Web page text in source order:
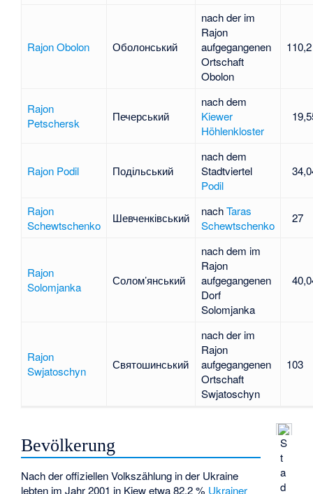
Rajon Obolon Оболонський
nach der im
Rajon
aufgegangenen
Ortschaft
Obolon
110,2
Rajon
Petschersk
Печерський
nach dem
Kiewer
Höhlenkloster
Rajon Podil Подільський
nach dem
Stadtviertel
Podil
Rajon
Schewtschenko
Шевченківський nachTaras
Schewtschenko
27
Rajon
Solomjanka
Солом’янський
nach dem im
Rajon
aufgegangenen
Dorf
Solomjanka
Rajon
Swjatoschyn
Святошинський
nach der im
Rajon
aufgegangenen
Ortschaft
Swjatoschyn
103
S
t
a
d
Bevölkerung
Nach der offiziellen Volkszählung in der Ukraine
lebten im Jahr 2001 in Kiew etwa 82,2 % Ukrainer